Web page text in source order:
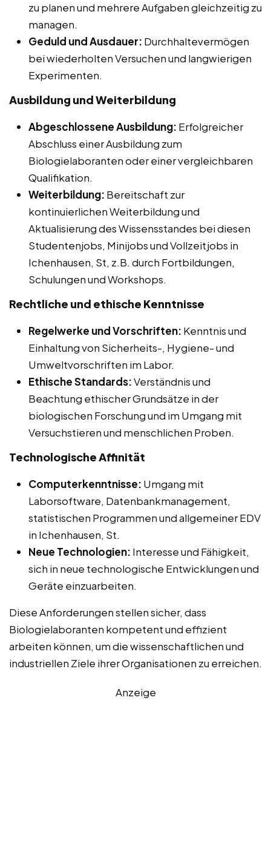
zu planen und mehrere Aufgaben gleichzeitig zu
managen.
Geduld und Ausdauer: Durchhaltevermögen
bei wiederholten Versuchen und langwierigen
Experimenten.
Ausbildung und Weiterbildung
Abgeschlossene Ausbildung: Erfolgreicher
Abschluss einer Ausbildung zum
Biologielaboranten oder einer vergleichbaren
Qualifikation.
Weiterbildung: Bereitschaft zur
kontinuierlichen Weiterbildung und
Aktualisierung des Wissensstandes bei diesen
Studentenjobs, Minijobs und Vollzeitjobs in
Ichenhausen, St, z.B. durch Fortbildungen,
Schulungen und Workshops.
Rechtliche und ethische Kenntnisse
Regelwerke und Vorschriften: Kenntnis und
Einhaltung von Sicherheits-, Hygiene- und
Umweltvorschriften im Labor.
Ethische Standards:Verständnis und
Beachtung ethischer Grundsätze in der
biologischen Forschung und im Umgang mit
Versuchstieren und menschlichen Proben.
Technologische Affinität
Computerkenntnisse: Umgang mit
Laborsoftware, Datenbankmanagement,
statistischen Programmen und allgemeiner EDV
in Ichenhausen, St.
Neue Technologien: Interesse und Fähigkeit,
sich in neue technologische Entwicklungen und
Geräte einzuarbeiten.
Diese Anforderungen stellen sicher, dass
Biologielaboranten kompetent und effizient
arbeiten können, um die wissenschaftlichen und
industriellen Ziele ihrer Organisationen zu erreichen.
Anzeige